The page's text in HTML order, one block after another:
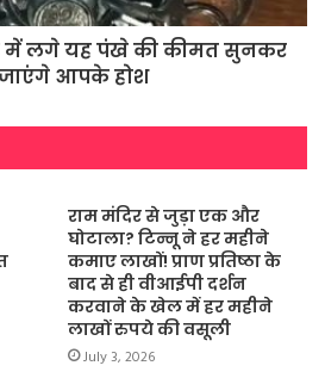
में लगे यह पंखे की कीमत सुनकर
आपके होश
राम मंदिर से जुड़ा एक और
घोटाला? टिन्नू ने हर महीने
कमाए लाखों! प्राण प्रतिष्ठा के
बाद से ही वीआईपी दर्शन
करवाने के खेल में हर महीने
लाखों रुपये की वसूली
July 3, 2026